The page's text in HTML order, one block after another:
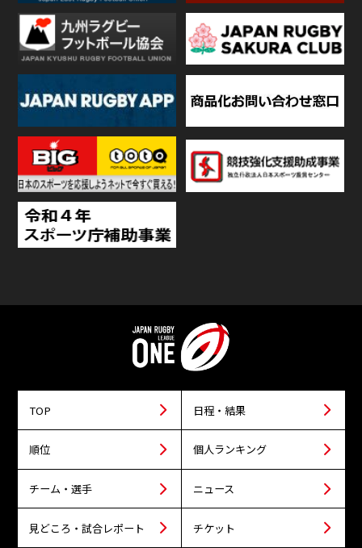
TOP 日程・結果
順位 個人ランキング
チーム・選手 ニュース
見どころ・試合レポート チケット